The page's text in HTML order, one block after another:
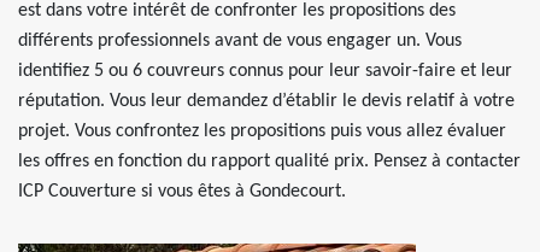
est dans votre intérêt de confronter les propositions des
différents professionnels avant de vous engager un. Vous
identifiez 5 ou 6 couvreurs connus pour leur savoir-faire et leur
réputation. Vous leur demandez d’établir le devis relatif à votre
projet. Vous confrontez les propositions puis vous allez évaluer
les offres en fonction du rapport qualité prix. Pensez à contacter
ICP Couverture si vous êtes à Gondecourt.